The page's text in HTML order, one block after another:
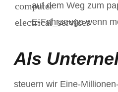
auf dem Weg zum
E-Fahrzeuge wenn
Als
steuern wir Eine-